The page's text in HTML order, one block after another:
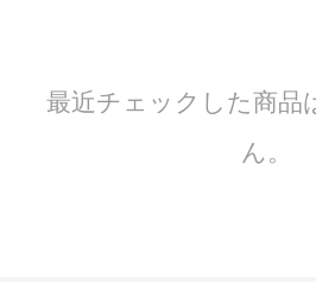
最近チェックした商品
ん。